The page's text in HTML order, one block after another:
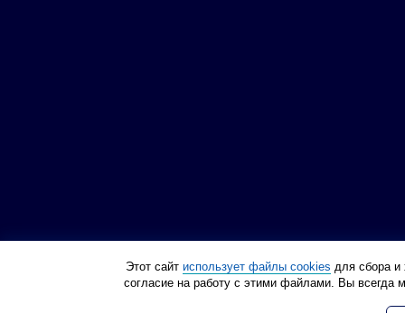
Этот сайт использует файлы cookies для сбора и
согласие на работу с этими файлами. Вы всегда